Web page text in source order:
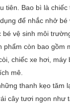
tiên. Bao bì là
để nhắc nhở
bé vệ sinh môi
phẩm còn bao gồm
chiếc xe hơi,
mê.
thanh kẹo tăm
cây tươi ngon như